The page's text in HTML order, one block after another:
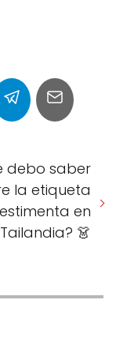
debo saber
la etiqueta
en
Tailandia? 👗